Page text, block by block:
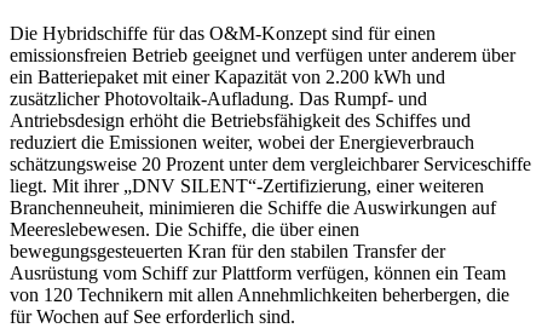
Die Hybridschiffe für das O&M-Konzept sind für einen
emissionsfreien Betrieb geeignet und verfügen unter anderem über
ein Batteriepaket mit einer Kapazität von 2.200 kWh und
zusätzlicher Photovoltaik-Aufladung. Das Rumpf- und
Antriebsdesign erhöht die Betriebsfähigkeit des Schiffes und
reduziert die Emissionen weiter, wobei der Energieverbrauch
schätzungsweise 20 Prozent unter dem vergleichbarer Serviceschiffe
liegt. Mit ihrer „DNV SILENT“-Zertifizierung, einer weiteren
Branchenneuheit, minimieren die Schiffe die Auswirkungen auf
Meereslebewesen. Die Schiffe, die über einen
bewegungsgesteuerten Kran für den stabilen Transfer der
Ausrüstung vom Schiff zur Plattform verfügen, können ein Team
von 120 Technikern mit allen Annehmlichkeiten beherbergen, die
für Wochen auf See erforderlich sind.